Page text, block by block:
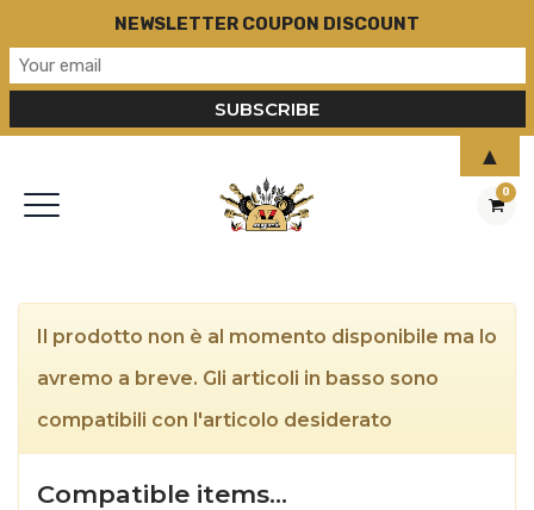
0
Il prodotto non è al momento disponibile ma lo
avremo a breve. Gli articoli in basso sono
compatibili con l'articolo desiderato
Compatible items…
NEWSLETTER COUPON DISCOUNT
▲